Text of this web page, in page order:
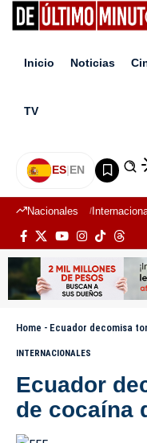
Inicio Noticias
TV
ES|EN
Nacionales
Home - Ecuador decomisa
INTERNACIONALES
Ecuador
de cocaína